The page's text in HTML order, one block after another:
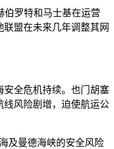
伯罗特和马士基在运营
联盟在未来几年调整其网
安全危机持续。也门胡塞
线风险剧增，迫使航运公
及曼德海峡的安全风险